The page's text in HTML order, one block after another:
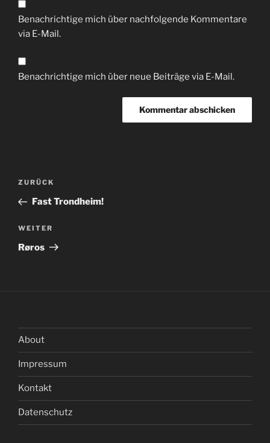
Benachrichtige mich über nachfolgende Kommentare
via E-Mail.
Benachrichtige mich über neue Beiträge via E-Mail.
Beitragsnavigation
Vorheriger
Beitrag
ZURÜCK
Fast Trondheim!
Nächster
Beitrag
WEITER
Røros
About
Impressum
Kontakt
Datenschutz